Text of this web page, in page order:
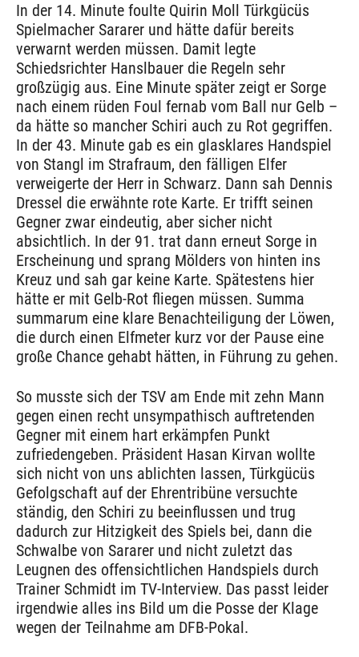
In der 14. Minute foulte Quirin Moll Türkgücüs
Spielmacher Sararer und hätte dafür bereits
verwarnt werden müssen. Damit legte
Schiedsrichter Hanslbauer die Regeln sehr
großzügig aus. Eine Minute später zeigt er Sorge
nach einem rüden Foul fernab vom Ball nur Gelb –
da hätte so mancher Schiri auch zu Rot gegriffen.
In der 43. Minute gab es ein glasklares Handspiel
von Stangl im Strafraum, den fälligen Elfer
verweigerte der Herr in Schwarz. Dann sah Dennis
Dressel die erwähnte rote Karte. Er trifft seinen
Gegner zwar eindeutig, aber sicher nicht
absichtlich. In der 91. trat dann erneut Sorge in
Erscheinung und sprang Mölders von hinten ins
Kreuz und sah gar keine Karte. Spätestens hier
hätte er mit Gelb-Rot fliegen müssen. Summa
summarum eine klare Benachteiligung der Löwen,
die durch einen Elfmeter kurz vor der Pause eine
große Chance gehabt hätten, in Führung zu gehen.
So musste sich der TSV am Ende mit zehn Mann
gegen einen recht unsympathisch auftretenden
Gegner mit einem hart erkämpfen Punkt
zufriedengeben. Präsident Hasan Kirvan wollte
sich nicht von uns ablichten lassen, Türkgücüs
Gefolgschaft auf der Ehrentribüne versuchte
ständig, den Schiri zu beeinflussen und trug
dadurch zur Hitzigkeit des Spiels bei, dann die
Schwalbe von Sararer und nicht zuletzt das
Leugnen des offensichtlichen Handspiels durch
Trainer Schmidt im TV-Interview. Das passt leider
irgendwie alles ins Bild um die Posse der Klage
wegen der Teilnahme am DFB-Pokal.